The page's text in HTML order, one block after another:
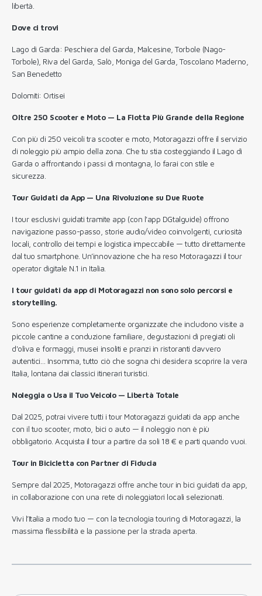
libertà.
Dove ci trovi
Lago di Garda: Peschiera del Garda, Malcesine, Torbole (Nago-
Torbole), Riva del Garda, Salò, Moniga del Garda, Toscolano Maderno,
San Benedetto
Dolomiti: Ortisei
Oltre 250 Scooter e Moto — La Flotta Più Grande della Regione
Con più di 250 veicoli tra scooter e moto, Motoragazzi offre il servizio
di noleggio più ampio della zona. Che tu stia costeggiando il Lago di
Garda o affrontando i passi di montagna, lo farai con stile e
sicurezza.
Tour Guidati da App — Una Rivoluzione su Due Ruote
I tour esclusivi guidati tramite app (con l'app DGtalguide) offrono
navigazione passo-passo, storie audio/video coinvolgenti, curiosità
locali, controllo dei tempi e logistica impeccabile — tutto direttamente
dal tuo smartphone. Un’innovazione che ha reso Motoragazzi il tour
operator digitale N.1 in Italia.
I tour guidati da app di Motoragazzi non sono solo percorsi e
storytelling.
Sono esperienze completamente organizzate che includono visite a
piccole cantine a conduzione familiare, degustazioni di pregiati oli
d'oliva e formaggi, musei insoliti e pranzi in ristoranti davvero
autentici… Insomma, tutto ciò che sogna chi desidera scoprire la vera
Italia, lontana dai classici itinerari turistici.
Noleggia o Usa il Tuo Veicolo — Libertà Totale
Dal 2025, potrai vivere tutti i tour Motoragazzi guidati da app anche
con il tuo scooter, moto, bici o auto — il noleggio non è più
obbligatorio. Acquista il tour a partire da soli 18 € e parti quando vuoi.
Tour in Bicicletta con Partner di Fiducia
Sempre dal 2025, Motoragazzi offre anche tour in bici guidati da app,
in collaborazione con una rete di noleggiatori locali selezionati.
Vivi l’Italia a modo tuo — con la tecnologia touring di Motoragazzi, la
massima flessibilità e la passione per la strada aperta.